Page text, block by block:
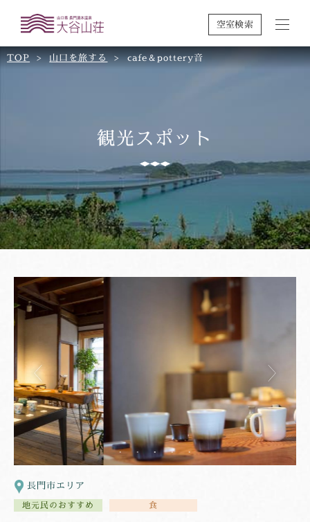
空室検索
TOP 山口を旅する cafe＆pottery音
観光スポット
長門市エリア
地元民のおすすめ 食